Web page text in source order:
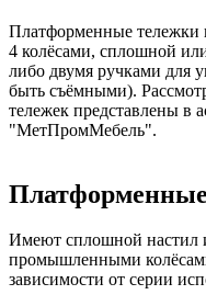
Платформенные тележки
4 колёсами, сплошной
либо двумя ручками для
быть съёмными).
тележек представлены в
"МетПромМебель".
Имеют сплошной настил
промышленными
зависимости от серии